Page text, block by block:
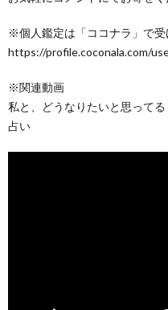
※個人鑑定は「ココナラ」で受
https://profile.coconala.com/
※関連動画
私と、どうなりたいと思って
占い